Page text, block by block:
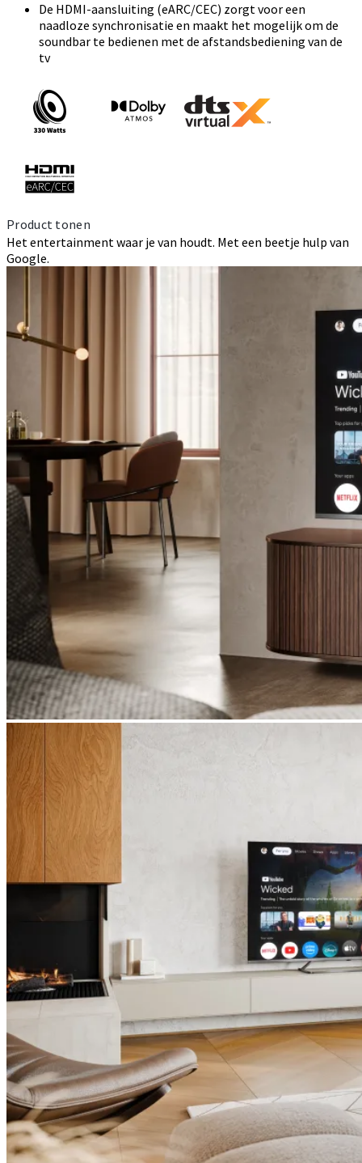
De HDMI-aansluiting (eARC/CEC) zorgt voor een
naadloze synchronisatie en maakt het mogelijk om de
soundbar te bedienen met de afstandsbediening van de
tv
Product tonen
Het entertainment waar je van houdt. Met een beetje hulp van
Google.